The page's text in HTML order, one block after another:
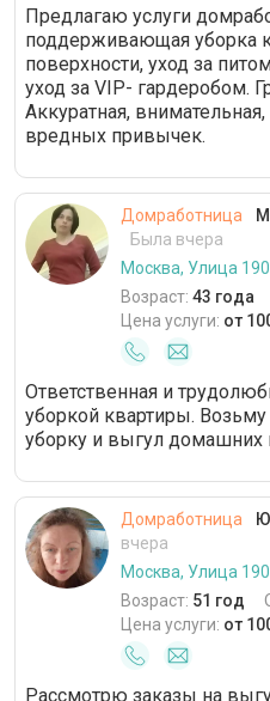
VIP-гардероб
Уход за различными
Банкетная сервировка стола
12 часов
Предлагаю услуги
поддерживающая уборка
поверхности, уход за
уход за VIP- гардеробом.
Аккуратная, внимательная,
вредных привычек.
Домработница
Была вчера
Москва, Улица
Возраст: 43 года
Цена услуги: от
Ответственная и
уборкой квартиры. Возьму
уборку и выгул домашних
Домработница
вчера
Москва, Улица
Возраст: 51 год
Цена услуги: от
Рассмотрю заказы на